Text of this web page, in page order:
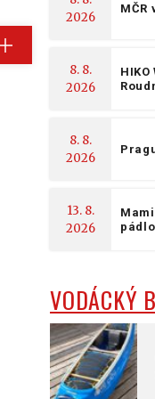
2026
MČR
8. 8.
2026
8. 8.
2026
13. 8.
2026
VODÁCKÝ